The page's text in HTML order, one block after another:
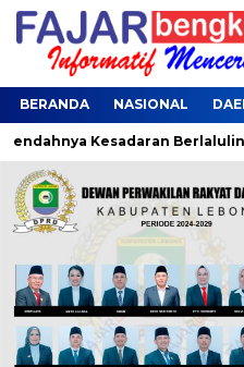
BERANDA NASIONAL
Kesadaran Berlalulintas